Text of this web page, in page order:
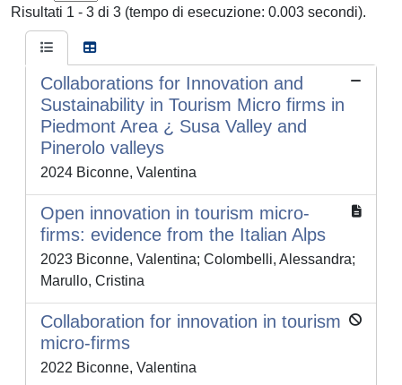
Risultati 1 - 3 di 3 (tempo di esecuzione: 0.003 secondi).
Collaborations for Innovation and
Sustainability in Tourism Micro firms in
Piedmont Area ¿ Susa Valley and
Pinerolo valleys
2024 Biconne, Valentina
Open innovation in tourism micro-
firms: evidence from the Italian Alps
2023 Biconne, Valentina; Colombelli, Alessandra;
Marullo, Cristina
Collaboration for innovation in tourism
micro-firms
2022 Biconne, Valentina